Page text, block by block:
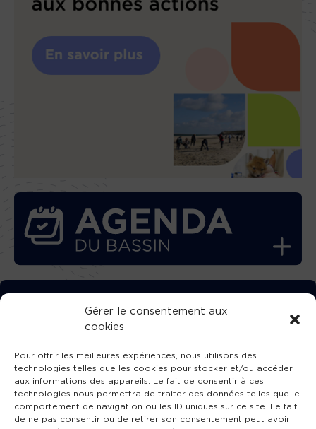
Gérer le consentement aux
cookies
Pour offrir les meilleures expériences, nous utilisons des
technologies telles que les cookies pour stocker et/ou accéder
aux informations des appareils. Le fait de consentir à ces
technologies nous permettra de traiter des données telles que le
comportement de navigation ou les ID uniques sur ce site. Le fait
de ne pas consentir ou de retirer son consentement peut avoir
TÉLÉCHARGEZ GRATUITEMENT
L’APPLICATION TVBA !
SUIVEZ-NOUS !